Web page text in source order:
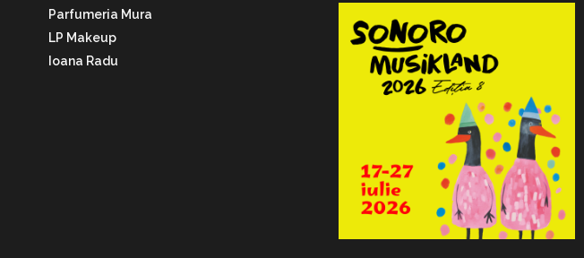
Parfumeria Mura
LP Makeup
Ioana Radu